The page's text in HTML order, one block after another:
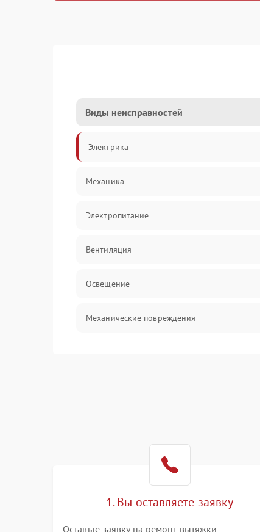
Виды неисправностей
Электрика
Механика
Электропитание
Вентиляция
Освещение
Механические повреждения
1. Вы оставляете заявку
Оставьте заявку на ремонт вытяжки